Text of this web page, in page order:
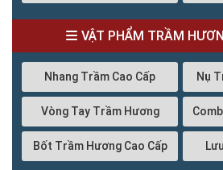
VẬT PHẨM TRẦM
Nhang Trầm Cao Cấp Nụ
Vòng Tay Trầm Hương
Bốt Trầm Hương Cao Cấp